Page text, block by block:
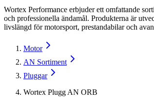
Wortex Performance erbjuder ett omfattande
och professionella ändamål. Produkterna är
livslängd för motorsport, prestandabilar och
Motor
AN Sortiment
Pluggar
Wortex Plugg AN ORB